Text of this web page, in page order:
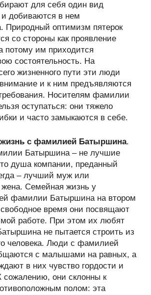
для себя один вид
и добиваются в нем
Природный оптимизм пятерок
со стороны как проявление
потому им приходится
состоятельность. На
жизненного пути эти люди
и к ним предъявляются
Носителям фамилии
оступаться: они тяжело
и часто замыкаются в себе.
с фамилией Батыршина.
Батыршина – не лучшие
душа компании, преданный
– лучший муж или
жена. Семейная жизнь у
фамилии Батыршина на втором
время они посвящают
работе. При этом их любят
не пытается строить из
человека. Люди с фамилией
с малышами на равных, а
в них чувство гордости и
сожалению, они склонны к
полом: эта